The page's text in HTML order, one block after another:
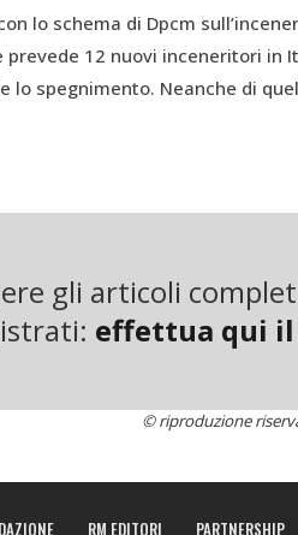
lo schema di Dpcm
prevede 12 nuovi inceneritori in
lo spegnimento. Neanche di
di rifiuti. I rifiuti da
in diverse regioni. Non si
Galletti si ricorda che ha
Tra l’altro già oggi gli
gli articoli
effettua qui
© riproduzione
RM EDITORI PARTNERSHIP